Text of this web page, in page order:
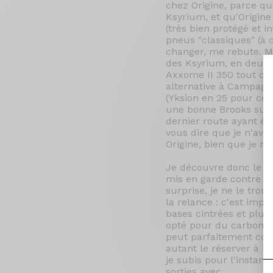
chez Origine, parce
Ksyrium, et
(très bien protégé et
pneus "classiques"
changer, me rebute.
des Ksyrium, en
Axxome II 350 tout
alternative à
(Yksion en 25 pour
une bonne Brooks
dernier route ayant
vous dire que je
Origine, bien que je
Je découvre donc le
mis en garde contre
surprise, je ne le
la relance : c'est
bases cintrées et
opté pour du carbone
peut parfaitement
autant le réserver à
je subis pour l'instant